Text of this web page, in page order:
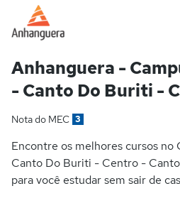
Anhanguera -
- Canto Do Buriti -
Nota do MEC 3
Encontre os melhores cursos no
Canto Do Buriti - Centro -
para você estudar sem sair de